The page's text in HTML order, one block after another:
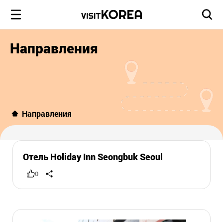
Направления
Направления
Отель Holiday Inn Seongbuk Seoul
0